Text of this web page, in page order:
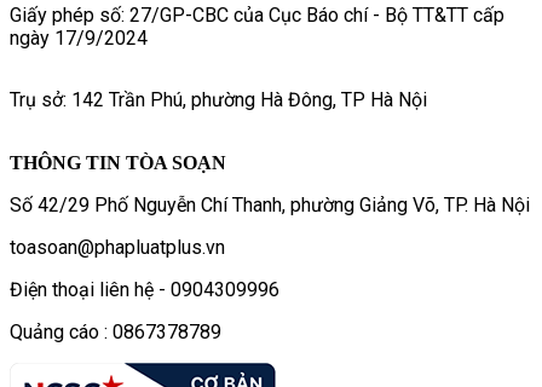
Giấy phép số: 27/GP-CBC của Cục Báo chí - Bộ TT&TT cấp
ngày 17/9/2024
Trụ sở: 142 Trần Phú, phường Hà Đông, TP Hà Nội
THÔNG TIN TÒA SOẠN
Số 42/29 Phố Nguyễn Chí Thanh, phường Giảng Võ, TP. Hà Nội
toasoan@phapluatplus.vn
Điện thoại liên hệ - 0904309996
Quảng cáo : 0867378789